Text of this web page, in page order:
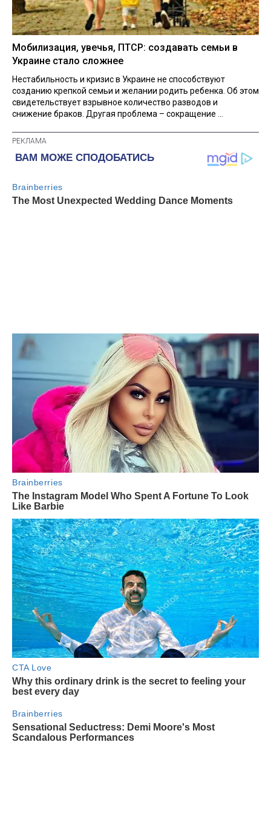
Мобилизация, увечья, ПТСР: создавать семьи в
Украине стало сложнее
Нестабильность и кризис в Украине не способствуют
созданию крепкой семьи и желании родить ребенка. Об этом
свидетельствует взрывное количество разводов и
снижение браков. Другая проблема – сокращение ...